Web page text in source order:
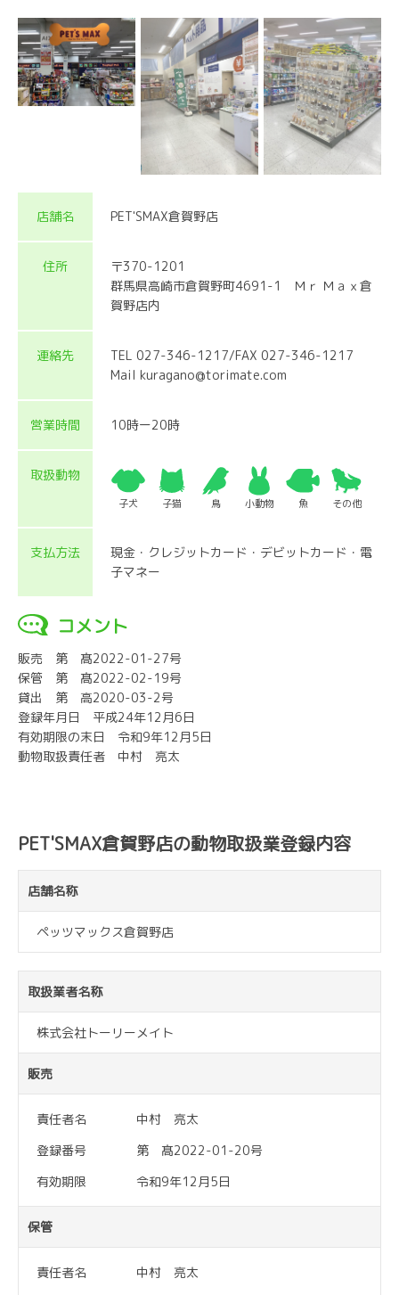
店舗名 PET'SMAX倉賀野店
住所
〒370-1201
群馬県高崎市倉賀野町4691-1 Ｍｒ Ｍａｘ倉
賀野店内
連絡先
TEL 027-346-1217/FAX 027-346-1217
Mail kuragano@torimate.com
営業時間 10時ー20時
取扱動物
子犬 子猫 鳥 小動物 魚 その他
支払方法
現金・クレジットカード・デビットカード・電
子マネー
コメント
販売 第 髙2022-01-27号
保管 第 髙2022-02-19号
貸出 第 高2020-03-2号
登録年月日 平成24年12月6日
有効期限の末日 令和9年12月5日
動物取扱責任者 中村 亮太
PET'SMAX倉賀野店の動物取扱業登録内容
店舗名称
ペッツマックス倉賀野店
取扱業者名称
株式会社トーリーメイト
販売
責任者名
中村 亮太
登録番号
第 髙2022-01-20号
有効期限
令和9年12月5日
保管
責任者名
中村 亮太